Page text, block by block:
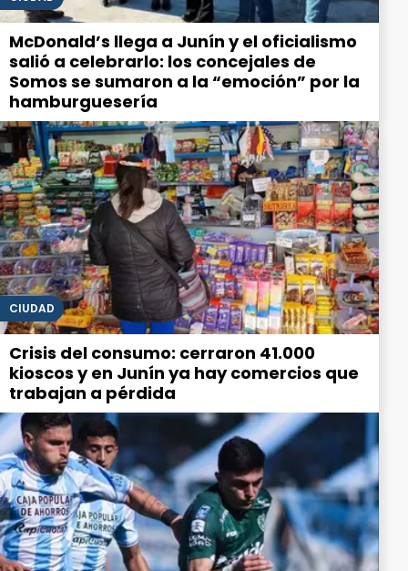
McDonald’s llega a Junín y el oficialismo
salió a celebrarlo: los concejales de
Somos se sumaron a la “emoción” por la
hamburguesería
CIUDAD
Crisis del consumo: cerraron 41.000
kioscos y en Junín ya hay comercios que
trabajan a pérdida